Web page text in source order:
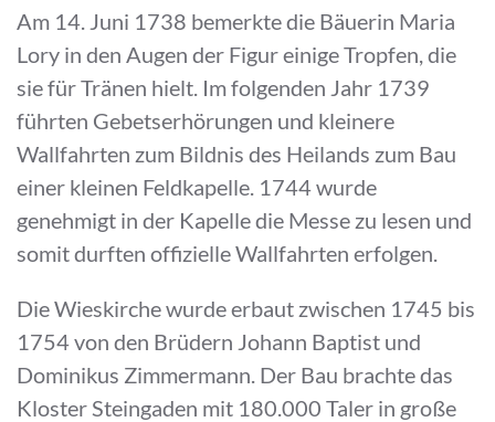
Am 14. Juni 1738 bemerkte die Bäuerin Maria
Lory in den Augen der Figur einige Tropfen, die
sie für Tränen hielt. Im folgenden Jahr 1739
führten Gebetserhörungen und kleinere
Wallfahrten zum Bildnis des Heilands zum Bau
einer kleinen Feldkapelle. 1744 wurde
genehmigt in der Kapelle die Messe zu lesen und
somit durften offizielle Wallfahrten erfolgen.
Die Wieskirche wurde erbaut zwischen 1745 bis
1754 von den Brüdern Johann Baptist und
Dominikus Zimmermann. Der Bau brachte das
Kloster Steingaden mit 180.000 Taler in große